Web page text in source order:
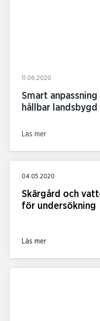
11.06.2020
Smart
hållbar
Läs mer
04.05.2020
Skärgård och
för undersökning
Läs mer